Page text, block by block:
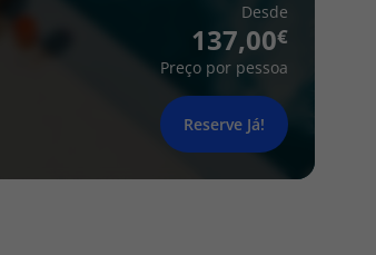
Desde
137,00
Preço por pessoa
Reserve Já!